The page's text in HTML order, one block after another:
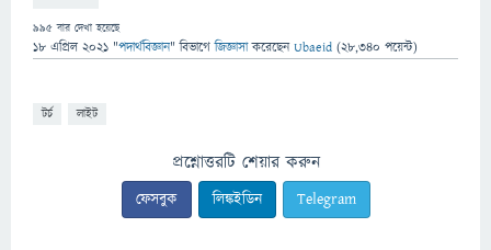
995 বার দেখা হয়েছে
18 এপ্রিল 2021 "পদার্থবিজ্ঞান" বিভাগে জিজ্ঞাসাকরেছেনUbaeid (28,340 পয়েন্ট)
টর্চ লাইট
প্রশ্নোত্তরটি শেয়ার করুন
ফেসবুক লিঙ্কইডিন Telegram